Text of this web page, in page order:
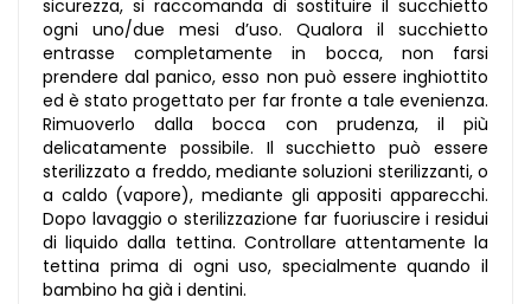
sicurezza, si raccomanda di sostituire il succhietto
ogni uno/due mesi d’uso. Qualora il succhietto
entrasse completamente in bocca, non farsi
prendere dal panico, esso non può essere inghiottito
ed è stato progettato per far fronte a tale evenienza.
Rimuoverlo dalla bocca con prudenza, il più
delicatamente possibile. Il succhietto può essere
sterilizzato a freddo, mediante soluzioni sterilizzanti, o
a caldo (vapore), mediante gli appositi apparecchi.
Dopo lavaggio o sterilizzazione far fuoriuscire i residui
di liquido dalla tettina. Controllare attentamente la
tettina prima di ogni uso, specialmente quando il
bambino ha già i dentini.